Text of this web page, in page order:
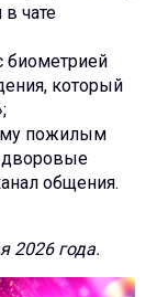
в чате
биометрией
который
пожилым
дворовые
общения.
2026 года.